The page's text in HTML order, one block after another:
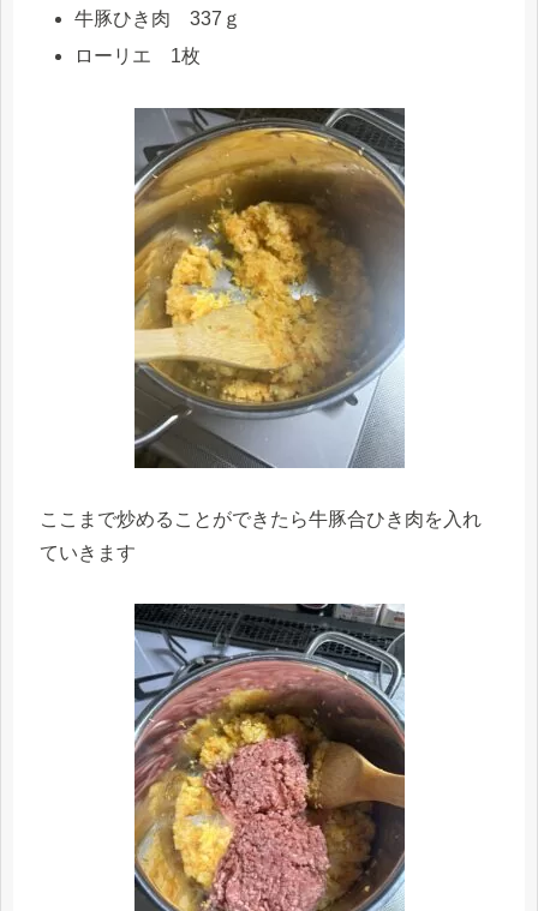
牛豚ひき肉 337ｇ
ローリエ 1枚
ここまで炒めることができたら牛豚合ひき肉を入れ
ていきます